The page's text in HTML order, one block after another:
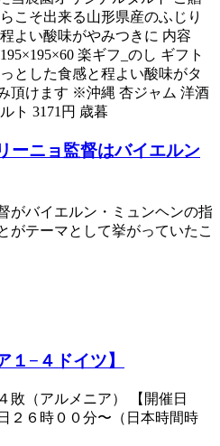
こそ出来る山形県産のふじり
よい酸味がやみつきに 内容
楽ギフ_のし ギフト
とした食感と程よい酸味がタ
頂けます ※沖縄 杏ジャム 洋酒
ト 3171円 歳暮
ーニョ監督はバイエルン
がバイエルン・ミュンヘンの指
がテーマとして挙がっていたこ
１−４ドイツ】
敗（アルメニア） 【開催日
２６時００分〜（日本時間時